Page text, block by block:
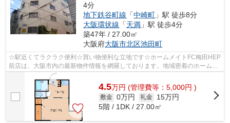
4分
地下鉄谷町線 「中崎町 」駅 徒歩8分
大阪環状線 「天満 」駅 徒歩4分
築47年 / 27.00㎡
大阪府大阪市北区池田町
☆駅近くてラクラク便利☆買い物便利な立地です☆ホームメイトFC梅田HEP
前店は、大阪市内の最新物件情報を網羅しております。地域密着のホームメ
イトFC梅田HEP前店だからできるお部屋探し...
4.5万円 (管理費等：5,000円 )
敷金 0万円 礼金
15万円
5階 / 1DK / 27.00㎡